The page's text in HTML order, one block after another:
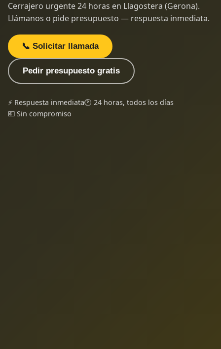
Cerrajero urgente 24 horas en Llagostera (Gerona).
Llámanos o pide presupuesto — respuesta inmediata.
📞 Solicitar llamada
Pedir presupuesto gratis
⚡ Respuesta inmediata🕐 24 horas, todos los días
💶 Sin compromiso